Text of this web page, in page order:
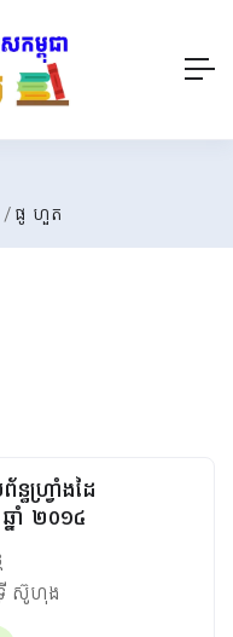
ផូ ហួត
ធហ្រ្វាំងដៃ
នាំ​ ២០១៤
រី ស៊ូហុង